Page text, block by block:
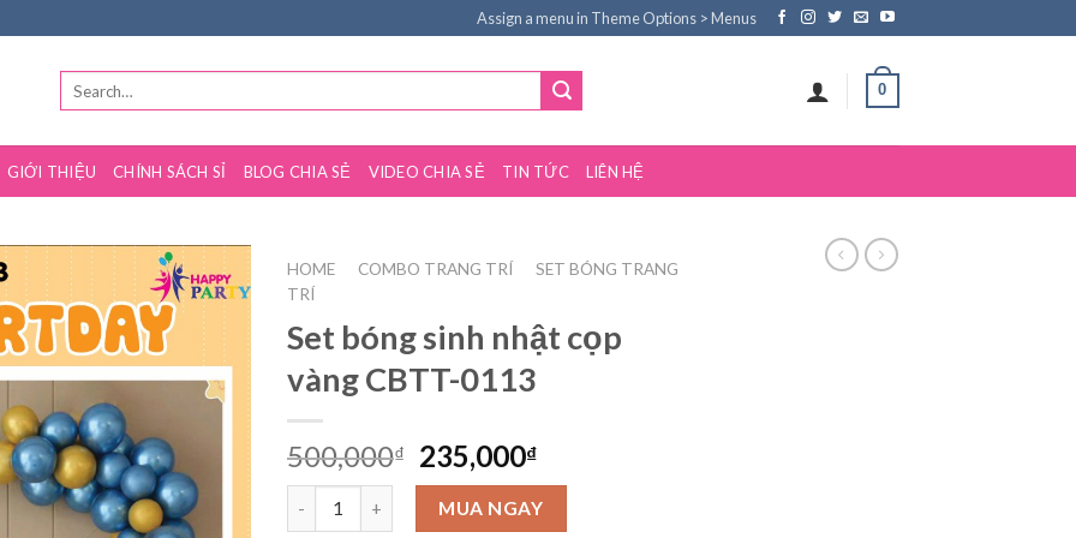
Assign a menu in Theme Options > Menus
0
GIỚI THIỆU CHÍNH SÁCH SỈ BLOG CHIA SẺ VIDEO CHIA SẺ TIN TỨC LIÊN HỆ
HOME COMBO TRANG TRÍ
SET BÓNG TRANG
TRÍ
Set bóng sinh nhật cọp
vàng CBTT-0113
500,000₫ 235,000₫
MUA NGAY